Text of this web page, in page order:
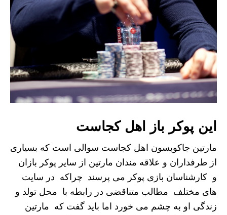
این پوکر باز اهل کجاست
مارتین جاکوبسون اهل کجاست سوالی است که بسیاری
از طرفداران و علاقه مندان مارتین از سایر پوکر بازان
و کارشناسان بازی پوکر می پرسند چراکه در سایت
های مختلف مطالب متناقضی در رابطه با محل تولد و
زندگی او به چشم می خورد اما باید گفت که مارتین